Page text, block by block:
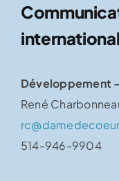
Développement
René
514-946-9904